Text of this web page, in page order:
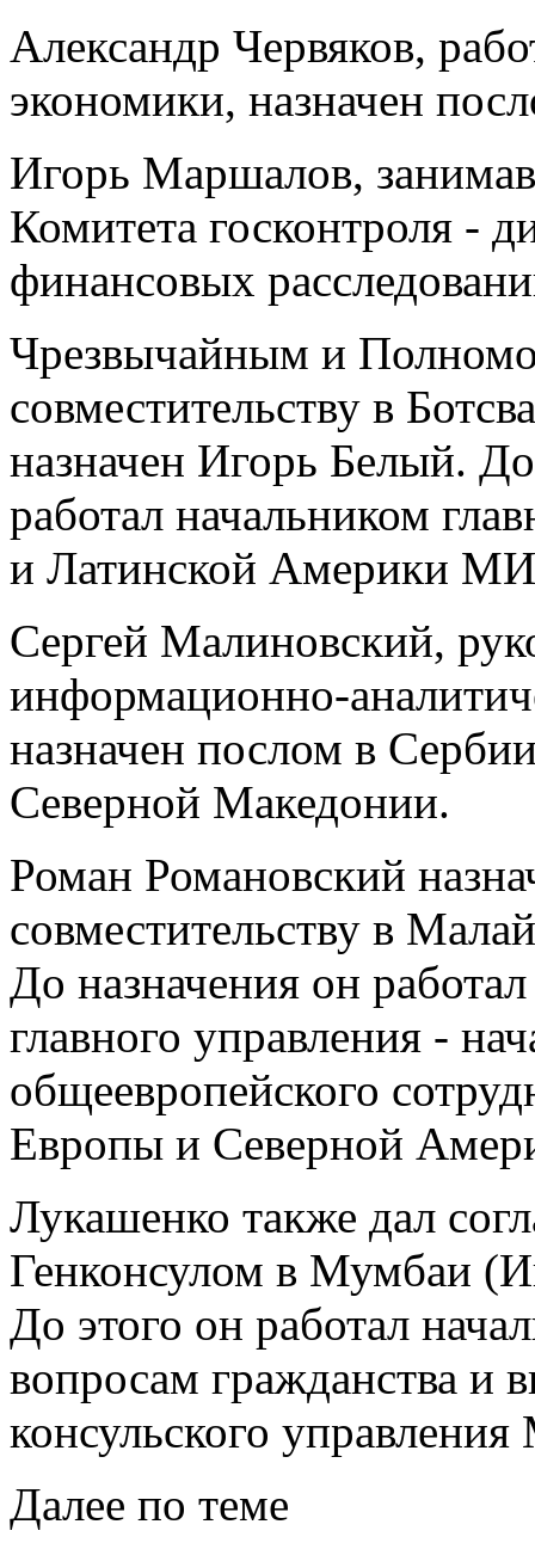
Александр Червяков,
экономики, назначен
Игорь Маршалов,
Комитета госконтроля -
финансовых
Чрезвычайным и
совместительству в
назначен Игорь Белый.
работал начальником
и Латинской Америки
Сергей Малиновский,
информационно-
назначен послом в
Северной Македонии.
Роман Романовский
совместительству в
До назначения он
главного управления -
общеевропейского
Европы и Северной
Лукашенко также дал
Генконсулом в Мумбаи
До этого он работал
вопросам гражданства и
консульского
Далее по теме